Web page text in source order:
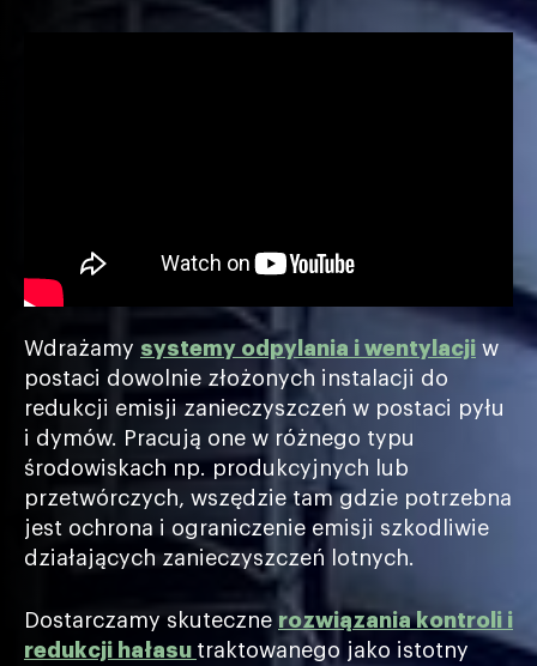
Wdrażamy systemy odpylania i wentylacji w
postaci dowolnie złożonych instalacji do
redukcji emisji zanieczyszczeń w postaci pyłu
i dymów. Pracują one w różnego typu
środowiskach np. produkcyjnych lub
przetwórczych, wszędzie tam gdzie potrzebna
jest ochrona i ograniczenie emisji szkodliwie
działających zanieczyszczeń lotnych.
Dostarczamy skuteczne rozwiązania kontroli i
redukcji hałasu traktowanego jako istotny